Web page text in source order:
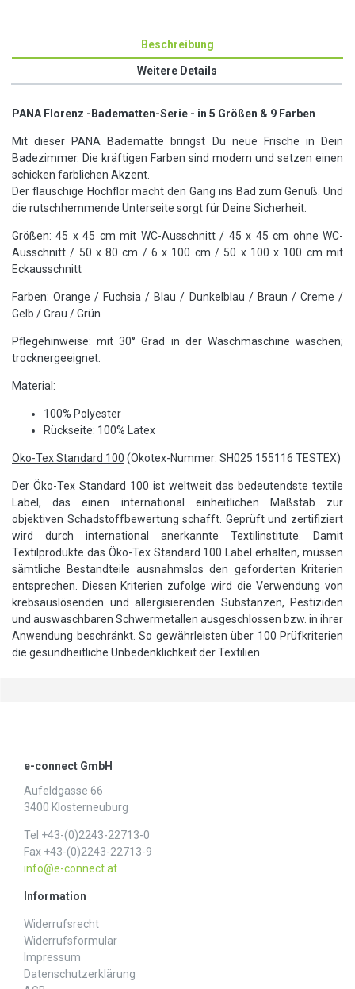
Beschreibung
Weitere Details
PANA Florenz -Badematten-Serie - in 5 Größen & 9 Farben
Mit dieser PANA Badematte bringst Du neue Frische in Dein
Badezimmer. Die kräftigen Farben sind modern und setzen einen
schicken farblichen Akzent.
Der flauschige Hochflor macht den Gang ins Bad zum Genuß. Und
die rutschhemmende Unterseite sorgt für Deine Sicherheit.
Größen: 45 x 45 cm mit WC-Ausschnitt / 45 x 45 cm ohne WC-
Ausschnitt / 50 x 80 cm / 6 x 100 cm / 50 x 100 x 100 cm mit
Eckausschnitt
Farben: Orange / Fuchsia / Blau / Dunkelblau / Braun / Creme /
Gelb / Grau / Grün
Pflegehinweise: mit 30° Grad in der Waschmaschine waschen;
trocknergeeignet.
Material:
100% Polyester
Rückseite: 100% Latex
Öko-Tex Standard 100 (Ökotex-Nummer: SH025 155116 TESTEX)
Der Öko-Tex Standard 100 ist weltweit das bedeutendste textile
Label, das einen international einheitlichen Maßstab zur
objektiven Schadstoffbewertung schafft. Geprüft und zertifiziert
wird durch international anerkannte Textilinstitute. Damit
Textilprodukte das Öko-Tex Standard 100 Label erhalten, müssen
sämtliche Bestandteile ausnahmslos den geforderten Kriterien
entsprechen. Diesen Kriterien zufolge wird die Verwendung von
krebsauslösenden und allergisierenden Substanzen, Pestiziden
und auswaschbaren Schwermetallen ausgeschlossen bzw. in ihrer
Anwendung beschränkt. So gewährleisten über 100 Prüfkriterien
die gesundheitliche Unbedenklichkeit der Textilien.
e-connect GmbH
Aufeldgasse 66
3400 Klosterneuburg
Tel +43-(0)2243-22713-0
Fax +43-(0)2243-22713-9
info@e-connect.at
Information
Widerrufs­recht
Widerrufs­formular
Impressum
Daten­schutz­erklärung